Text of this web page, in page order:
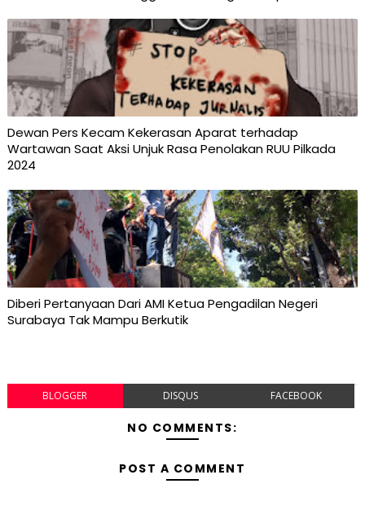
Dewan Pers Kecam Kekerasan Aparat terhadap
Wartawan Saat Aksi Unjuk Rasa Penolakan RUU Pilkada
2024
Diberi Pertanyaan Dari AMI Ketua Pengadilan Negeri
Surabaya Tak Mampu Berkutik
BLOGGER DISQUS FACEBOOK
NO COMMENTS:
POST A COMMENT